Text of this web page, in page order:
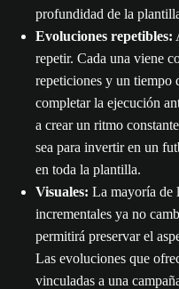
profundidad de la
Evoluciones repetibles:
repetir. Cada una viene
repeticiones y un tiempo
completar la ejecución
a crear un ritmo
sea para invertir en un
en toda la plantilla.
Visuales: La mayoría de
incrementales ya no
permitirá preservar el
Las evoluciones que
vinculadas a una